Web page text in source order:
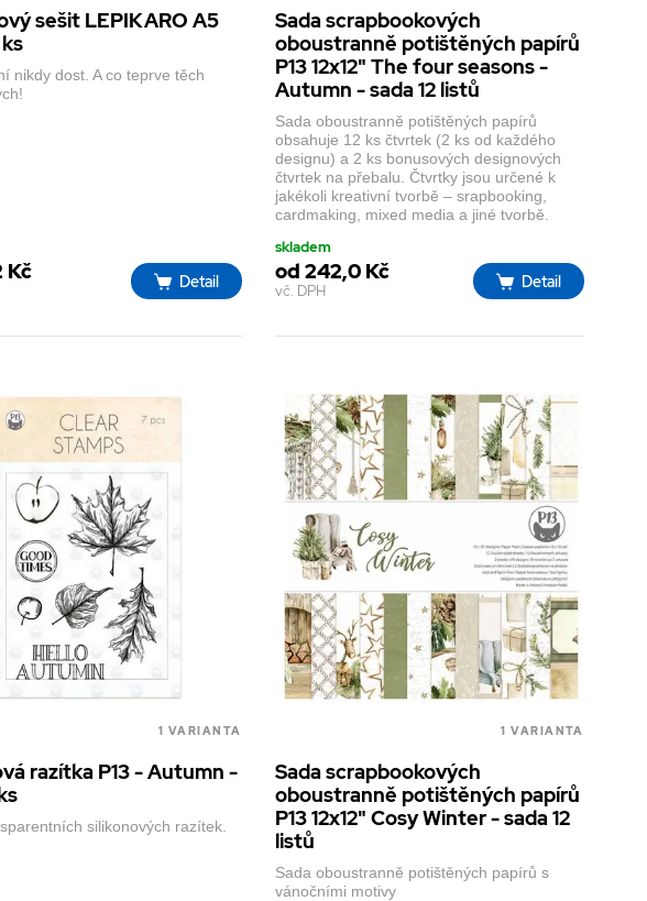
sešit LEPIKARO A5
nikdy dost. A co teprve těch
Kč Detail
Sada scrapbookových
oboustranně potištěných papírů
P13 12x12" The four seasons -
Autumn - sada 12 listů
Sada oboustranně potištěných papírů
obsahuje 12 ks čtvrtek (2 ks od každého
designu) a 2 ks bonusových designových
čtvrtek na přebalu. Čtvrtky jsou určené k
jakékoli kreativní tvorbě – srapbooking,
cardmaking, mixed media a jiné tvorbě.
skladem
od 242,0 Kč
vč. DPH Detail
1 VARIANTA
razítka P13 - Autumn -
silikonových razítek.
1 VARIANTA
Sada scrapbookových
oboustranně potištěných papírů
P13 12x12" Cosy Winter - sada 12
listů
Sada oboustranně potištěných papírů s
vánočními motivy